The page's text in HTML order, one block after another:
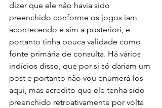
dizer que ele não havia sido
preenchido conforme os jogos iam
acontecendo e sim a posteriori, e
portanto tinha pouca validade como
fonte primária de consulta. Há vários
indícios disso, que por si só dariam um
post e portanto não vou enumerá-los
aqui, mas acredito que ele tenha sido
preenchido retroativamente por volta